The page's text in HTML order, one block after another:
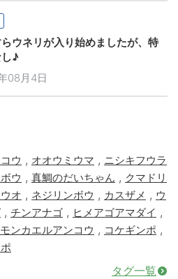
ウネリが入り始めましたが、特
し♪
08月4日
ウ , オオウミウマ , ニシキフウラ
ウ , 真鯛のだいちゃん , クマドリ
オ , ネジリンボウ , カスザメ , ウ
, チンアナゴ , ヒメアゴアマダイ ,
ンカエルアンコウ , コケギンポ ,
タグ一覧